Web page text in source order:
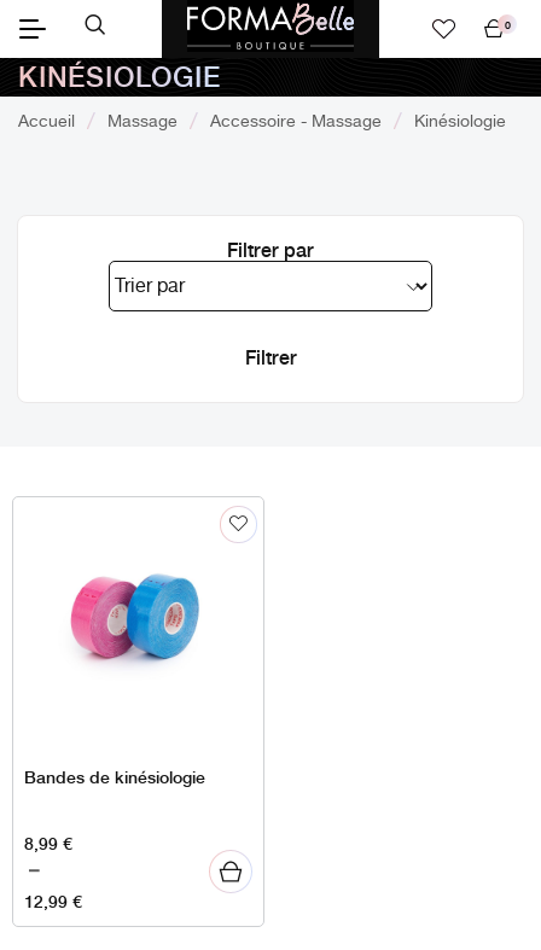
panier
0
KINÉSIOLOGIE
Accueil Massage Accessoire - Massage Kinésiologie
Filtrer par
Bandes de kinésiologie
8,99€
–
12,99€
Plage
de
prix :
8,99 €